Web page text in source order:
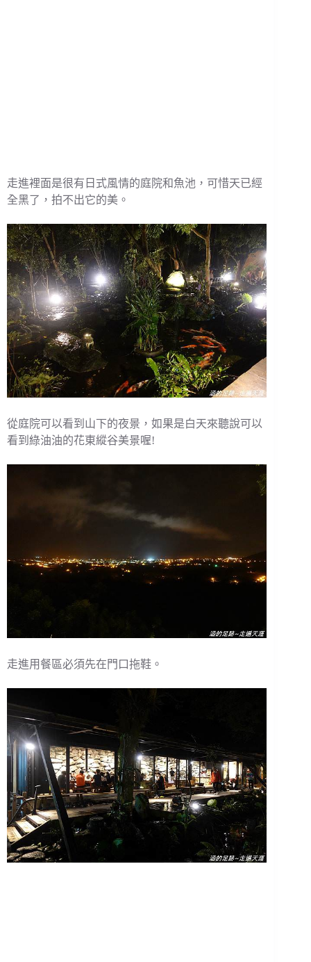
走進裡面是很有日式風情的庭院和魚池，可惜天已經
全黑了，拍不出它的美。
從庭院可以看到山下的夜景，如果是白天來聽說可以
看到綠油油的花東縱谷美景喔!
走進用餐區必須先在門口拖鞋。